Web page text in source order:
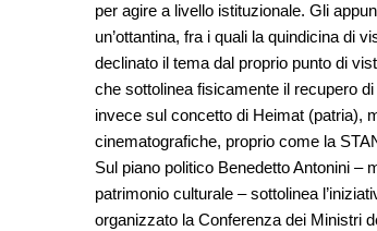
per agire a livello istituzionale. Gli
un’ottantina, fra i quali la quindicina di
declinato il tema dal proprio punto di
che sottolinea fisicamente il recupero
invece sul concetto di Heimat (patria),
cinematografiche, proprio come la
Sul piano politico Benedetto Antonini –
patrimonio culturale – sottolinea
organizzato la Conferenza dei Ministri